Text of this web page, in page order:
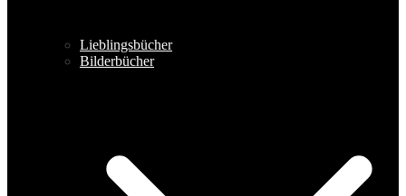
Lieblingsbücher
Bilderbücher